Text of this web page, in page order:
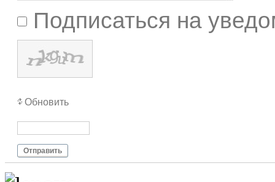
Подписаться на
Обновить
Отправить